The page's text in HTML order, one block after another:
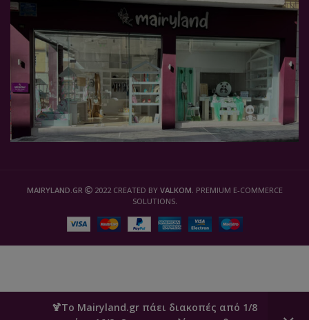
🍹Το Mairyland.gr πάει διακοπές από 1/8
MAIRYLAND.GR 2022 CREATED BY VALKOM. PREMIUM E-COMMERCE
SOLUTIONS.